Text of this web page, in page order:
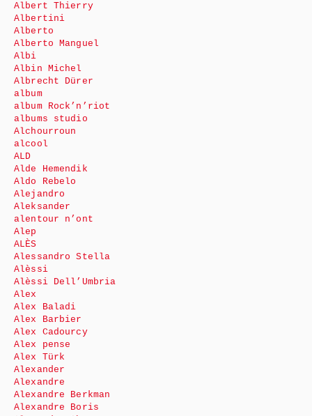
Albert Thierry
Albertini
Alberto
Alberto Manguel
Albi
Albin Michel
Albrecht Dürer
album
album Rock’n’riot
albums studio
Alchourroun
alcool
ALD
Alde Hemendik
Aldo Rebelo
Alejandro
Aleksander
alentour n’ont
Alep
ALÈS
Alessandro Stella
Alèssi
Alèssi Dell’Umbria
Alex
Alex Baladi
Alex Barbier
Alex Cadourcy
Alex pense
Alex Türk
Alexander
Alexandre
Alexandre Berkman
Alexandre Boris